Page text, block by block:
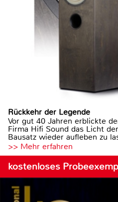
Rückkehr der Legende
Vor gut 40 Jahren erblickte
Firma Hifi Sound das Licht
Bausatz wieder aufleben zu
>> Mehr erfahren
kostenloses